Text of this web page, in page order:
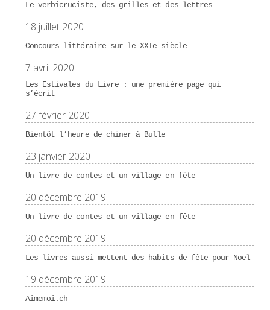
Le verbicruciste, des grilles et des lettres
18 juillet 2020
Concours littéraire sur le XXIe siècle
7 avril 2020
Les Estivales du Livre : une première page qui
s’écrit
27 février 2020
Bientôt l’heure de chiner à Bulle
23 janvier 2020
Un livre de contes et un village en fête
20 décembre 2019
Un livre de contes et un village en fête
20 décembre 2019
Les livres aussi mettent des habits de fête pour Noël
19 décembre 2019
Aimemoi.ch